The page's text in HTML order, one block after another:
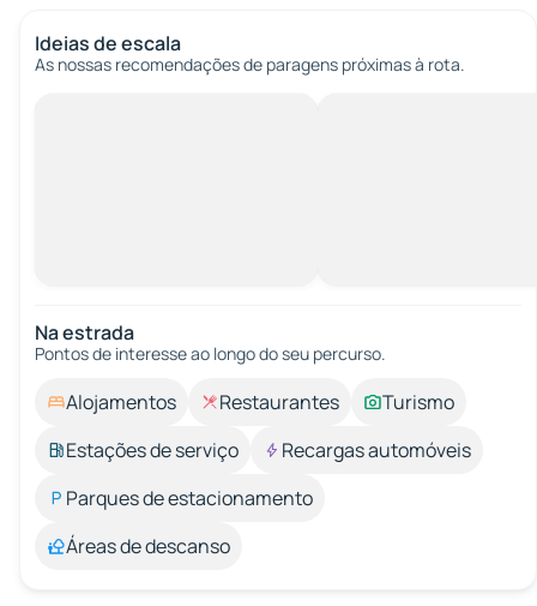
Ideias de escala
As nossas recomendações de paragens próximas à rota.
Na estrada
Pontos de interesse ao longo do seu percurso.
Alojamentos Restaurantes
Turismo
Estações de serviço
Recargas automóveis
Parques de estacionamento
Áreas de descanso